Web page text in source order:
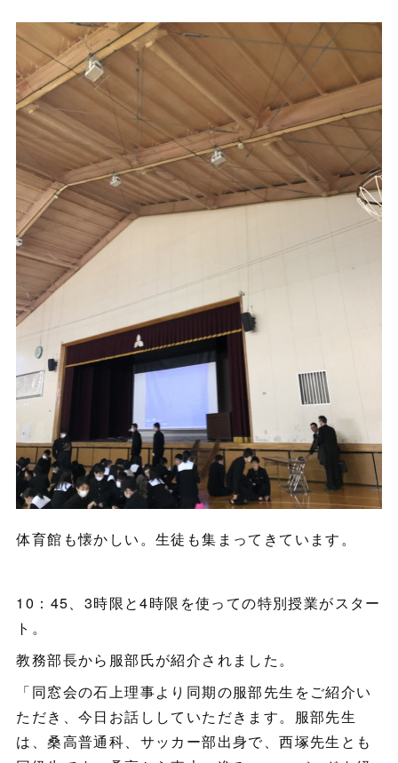
体育館も懐かしい。生徒も集まってきています。
10：45、3時限と4時限を使っての特別授業がスター
ト。
教務部長から服部氏が紹介されました。
「同窓会の石上理事より同期の服部先生をご紹介い
ただき、今日お話ししていただきます。服部先生
は、桑高普通科、サッカー部出身で、西塚先生とも